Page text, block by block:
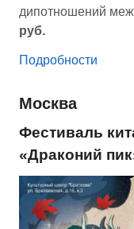
дипотношений
руб.
Подробности
Москва
Фестиваль
«Драконий пик